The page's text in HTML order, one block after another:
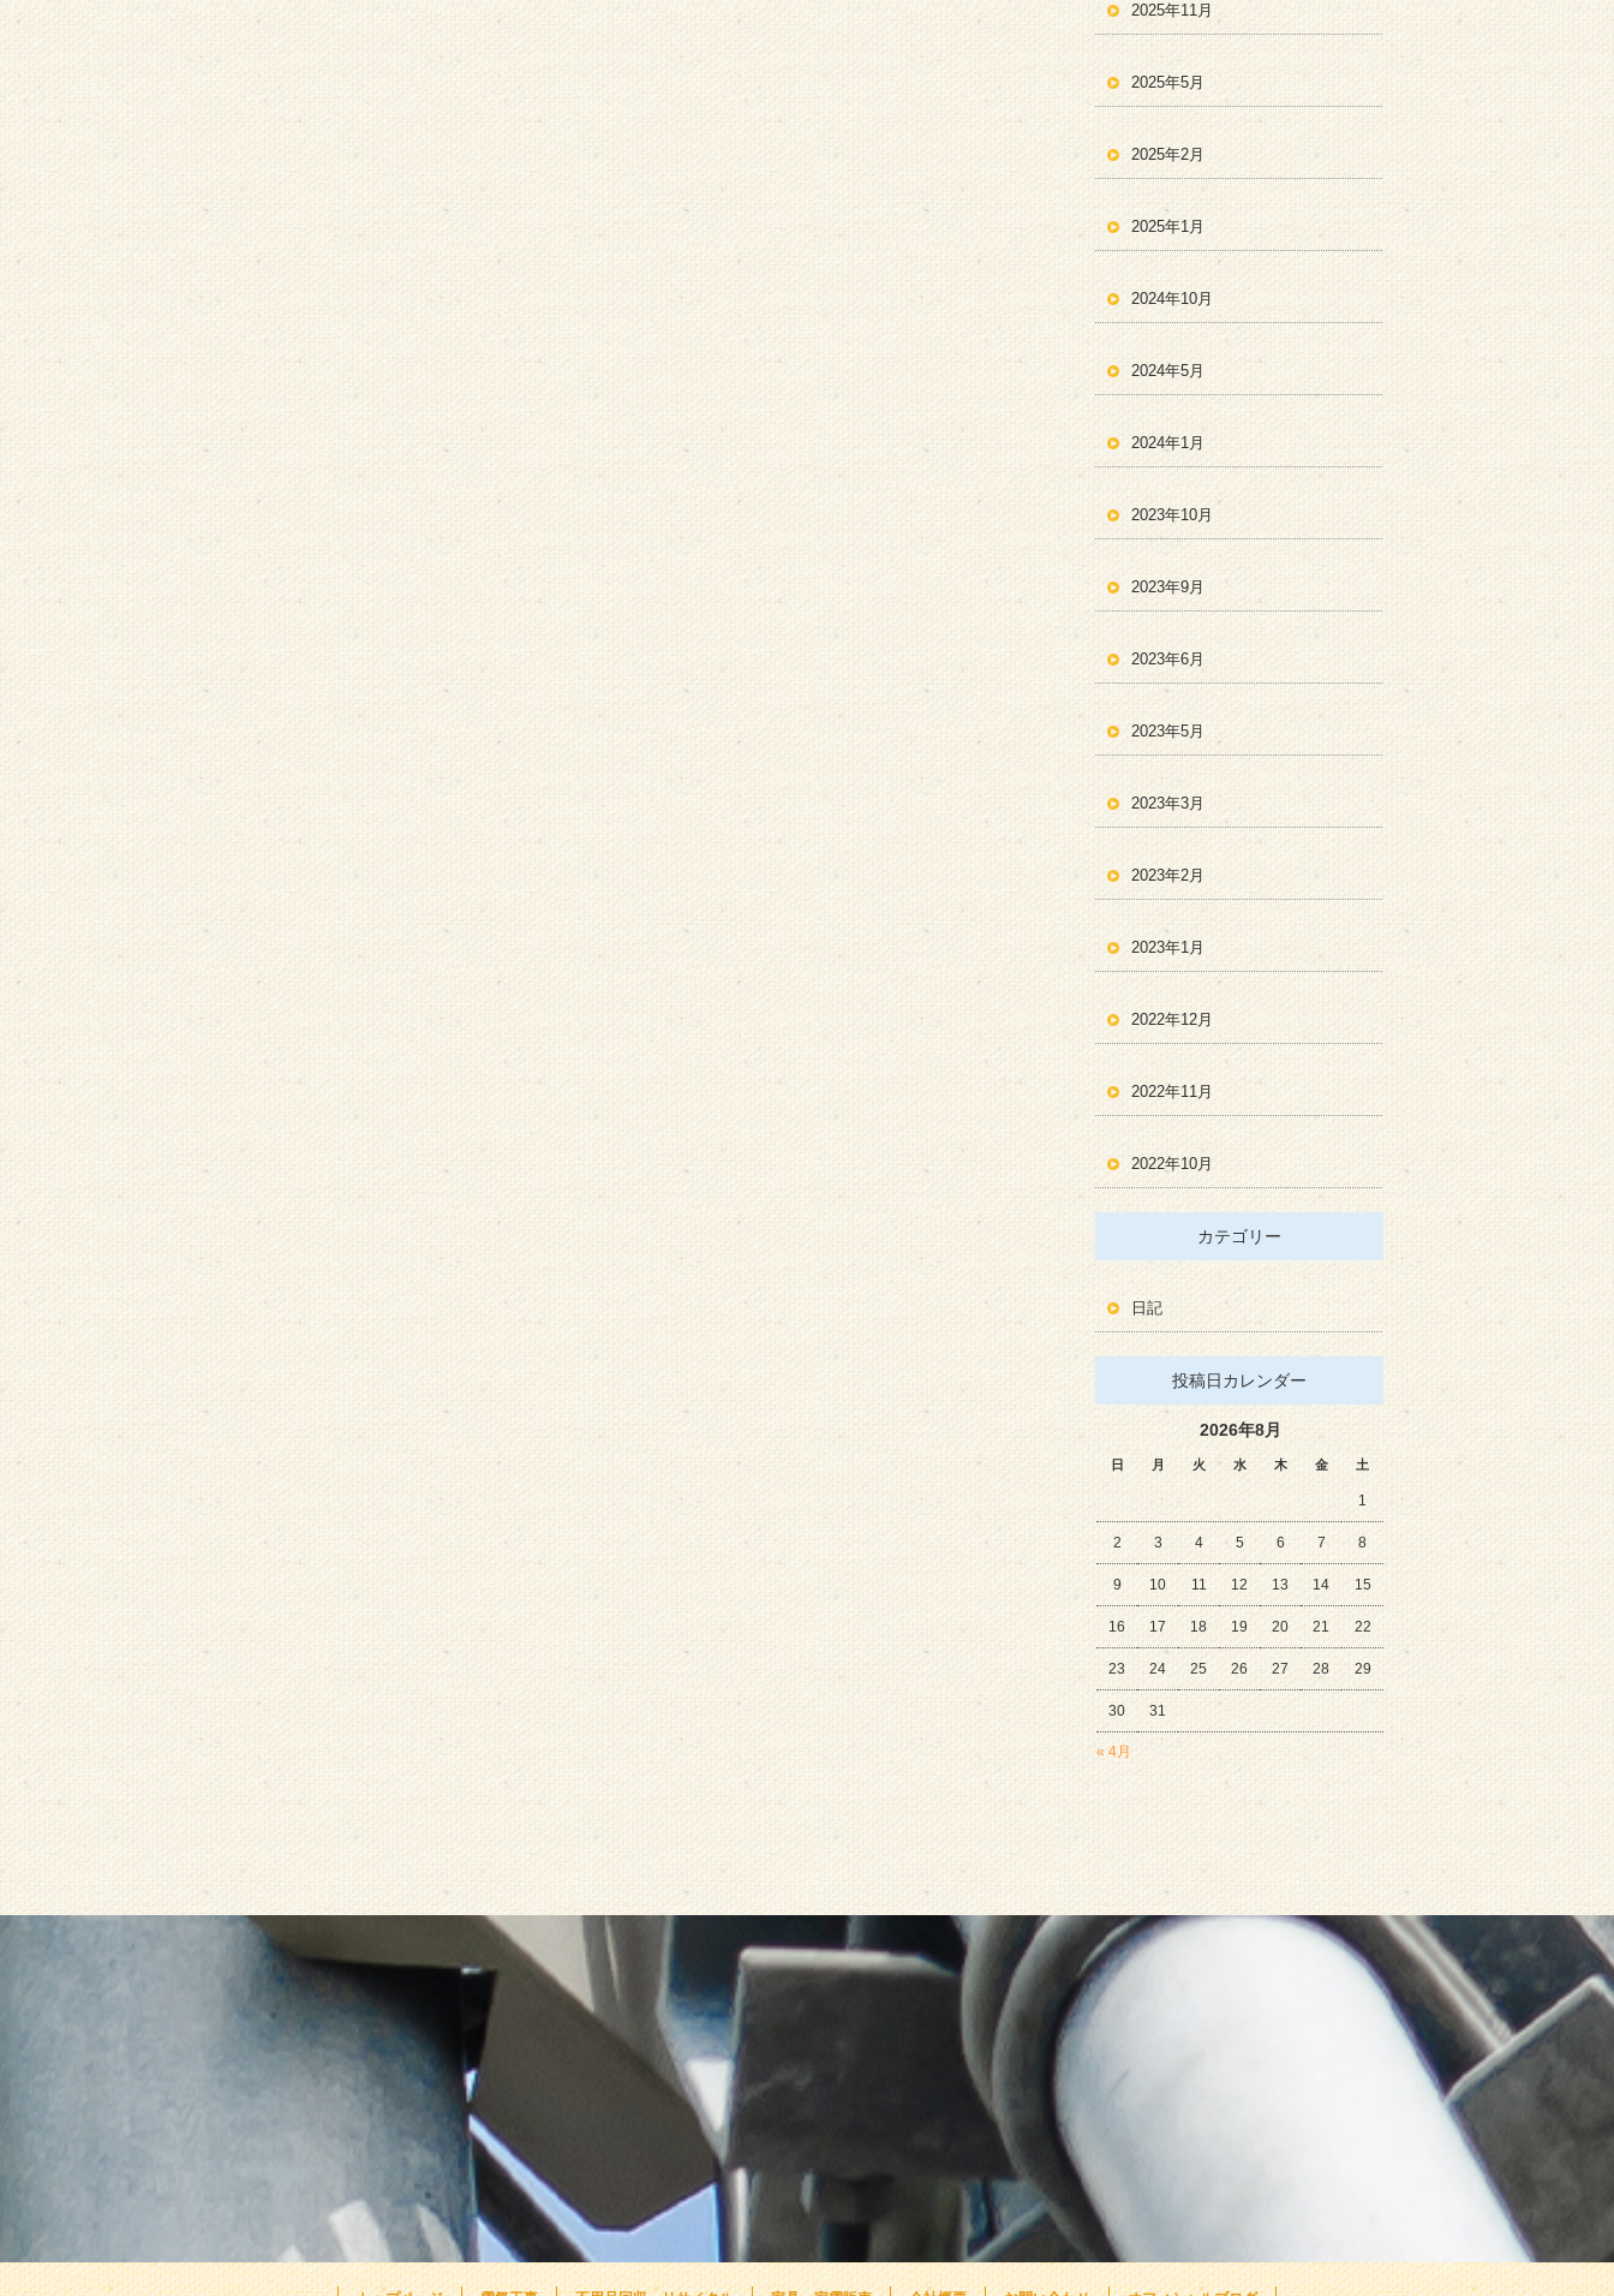
2025年11月
2025年5月
2025年2月
2025年1月
2024年10月
2024年5月
2024年1月
2023年10月
2023年9月
2023年6月
2023年5月
2023年3月
2023年2月
2023年1月
2022年12月
2022年11月
2022年10月
カテゴリー
日記
投稿日カレンダー
2026年8月
日 月 火 水 木 金 土
« 4月
1
2 3 4 5 6 7 8
9 10 11 12 13 14 15
16 17 18 19 20 21 22
23 24 25 26 27 28 29
30 31